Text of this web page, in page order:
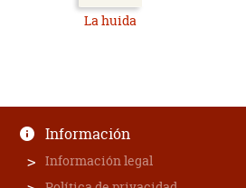
La huida
Información
Información legal